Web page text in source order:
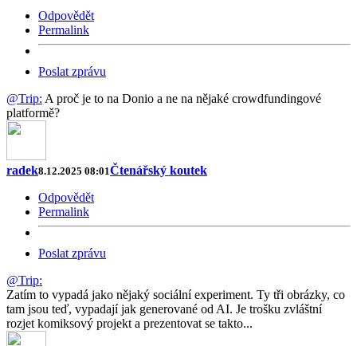
Odpovědět
Permalink
Poslat zprávu
@Trip: A proč je to na Donio a ne na nějaké crowdfundingové
platformě?
radek8.12.2025 08:01Čtenářský koutek
Odpovědět
Permalink
Poslat zprávu
@Trip:
Zatím to vypadá jako nějaký sociální experiment. Ty tři obrázky, co
tam jsou teď, vypadají jak generované od AI. Je trošku zvláštní
rozjet komiksový projekt a prezentovat se takto...